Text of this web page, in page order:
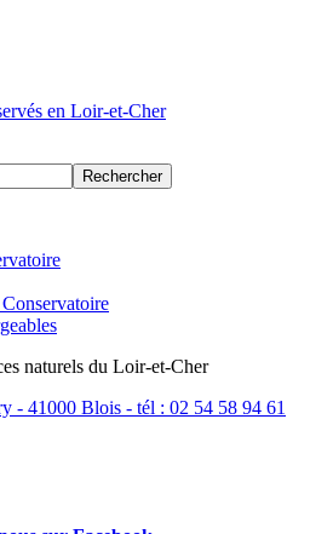
Rechercher
- 41000 Blois - tél : 02 54 58 94 61